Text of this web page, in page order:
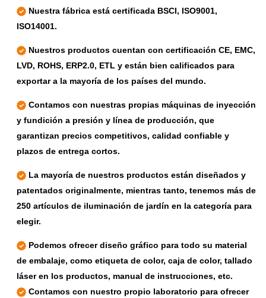
Nuestra fábrica está certificada BSCI, ISO9001,
ISO14001.
Nuestros productos cuentan con certificación CE, EMC,
LVD, ROHS, ERP2.0, ETL y están bien calificados para
exportar a la mayoría de los países del mundo.
Contamos con nuestras propias máquinas de inyección
y fundición a presión y línea de producción, que
garantizan precios competitivos, calidad confiable y
plazos de entrega cortos.
La mayoría de nuestros productos están diseñados y
patentados originalmente, mientras tanto, tenemos más de
250 artículos de iluminación de jardín en la categoría para
elegir.
Podemos ofrecer diseño gráfico para todo su material
de embalaje, como etiqueta de color, caja de color, tallado
láser en los productos, manual de instrucciones, etc.
Contamos con nuestro propio laboratorio para ofrecer